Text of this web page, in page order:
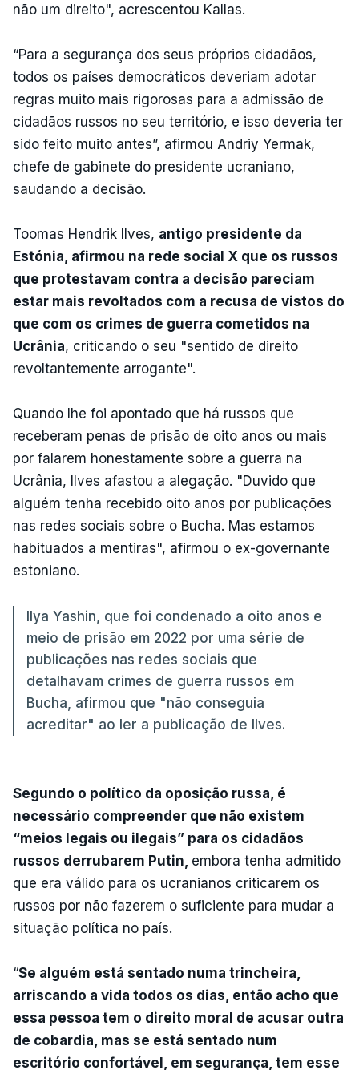
não um direito", acrescentou Kallas.
“Para a segurança dos seus próprios cidadãos,
todos os países democráticos deveriam adotar
regras muito mais rigorosas para a admissão de
cidadãos russos no seu território, e isso deveria ter
sido feito muito antes”, afirmou Andriy Yermak,
chefe de gabinete do presidente ucraniano,
saudando a decisão.
Toomas Hendrik Ilves, antigo presidente da
Estónia, afirmou na rede social X que os russos
que protestavam contra a decisão pareciam
estar mais revoltados com a recusa de vistos do
que com os crimes de guerra cometidos na
Ucrânia, criticando o seu "sentido de direito
revoltantemente arrogante".
Quando lhe foi apontado que há russos que
receberam penas de prisão de oito anos ou mais
por falarem honestamente sobre a guerra na
Ucrânia, Ilves afastou a alegação. "Duvido que
alguém tenha recebido oito anos por publicações
nas redes sociais sobre o Bucha. Mas estamos
habituados a mentiras", afirmou o ex-governante
estoniano.
Ilya Yashin, que foi condenado a oito anos e
meio de prisão em 2022 por uma série de
publicações nas redes sociais que
detalhavam crimes de guerra russos em
Bucha, afirmou que "não conseguia
acreditar" ao ler a publicação de Ilves.
Segundo o político da oposição russa, é
necessário compreender que não existem
“meios legais ou ilegais” para os cidadãos
russos derrubarem Putin, embora tenha admitido
que era válido para os ucranianos criticarem os
russos por não fazerem o suficiente para mudar a
situação política no país.
“Se alguém está sentado numa trincheira,
arriscando a vida todos os dias, então acho que
essa pessoa tem o direito moral de acusar outra
de cobardia, mas se está sentado num
escritório confortável, em segurança, tem esse